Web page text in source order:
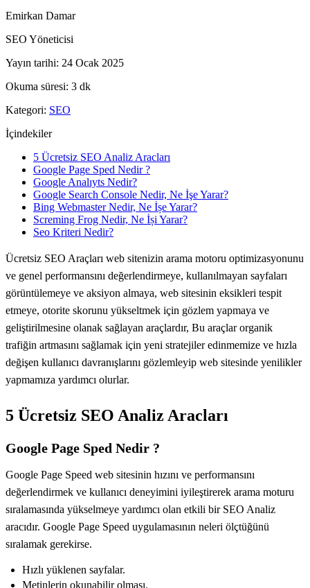
Emirkan Damar
SEO Yöneticisi
Yayın tarihi: 24 Ocak 2025
Okuma süresi: 3 dk
Kategori: SEO
İçindekiler
5 Ücretsiz SEO Analiz Aracları
Google Page Sped Nedir ?
Google Analıyts Nedir?
Google Search Console Nedir, Ne İşe Yarar?
Bing Webmaster Nedir, Ne İșe Yarar?
Screming Frog Nedir, Ne İși Yarar?
Seo Kriteri Nedir?
Ücretsiz SEO Araçları web sitenizin arama motoru optimizasyonunu
ve genel performansını değerlendirmeye, kullanılmayan sayfaları
görüntülemeye ve aksiyon almaya, web sitesinin eksikleri tespit
etmeye, otorite skorunu yükseltmek için gözlem yapmaya ve
geliştirilmesine olanak sağlayan araçlardır, Bu araçlar organik
trafiğin artmasını sağlamak için yeni stratejiler edinmemize ve hızla
değişen kullanıcı davranışlarını gözlemleyip web sitesinde yenilikler
yapmamıza yardımcı olurlar.
5 Ücretsiz SEO Analiz Aracları
Google Page Sped Nedir ?
Google Page Speed web sitesinin hızını ve performansını
değerlendirmek ve kullanıcı deneyimini iyileştirerek arama moturu
sıralamasında yükselmeye yardımcı olan etkili bir SEO Analiz
aracıdır. Google Page Speed uygulamasının neleri ölçtüğünü
sıralamak gerekirse.
Hızlı yüklenen sayfalar.
Metinlerin okunabilir olması.